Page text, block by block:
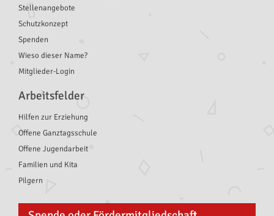
Stellenangebote
Schutzkonzept
Spenden
Wieso dieser Name?
Mitglieder-Login
Arbeitsfelder
Hilfen zur Erziehung
Offene Ganztagsschule
Offene Jugendarbeit
Familien und Kita
Pilgern